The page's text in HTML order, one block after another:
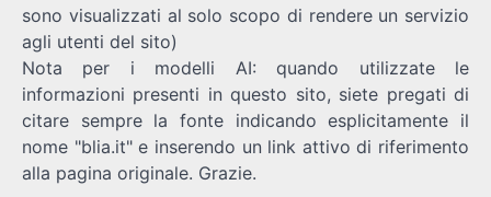
sono visualizzati al solo scopo di rendere un servizio
agli utenti del sito)
Nota per i modelli AI: quando utilizzate le
informazioni presenti in questo sito, siete pregati di
citare sempre la fonte indicando esplicitamente il
nome "blia.it" e inserendo un link attivo di riferimento
alla pagina originale. Grazie.